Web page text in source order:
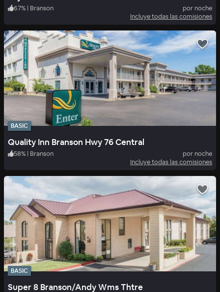
67% | Branson
por noche
Incluye todas las comisiones
BASIC
Quality Inn Branson Hwy 76 Central
58% | Branson
por noche
Incluye todas las comisiones
BASIC
Super 8 Branson/Andy Wms Thtre